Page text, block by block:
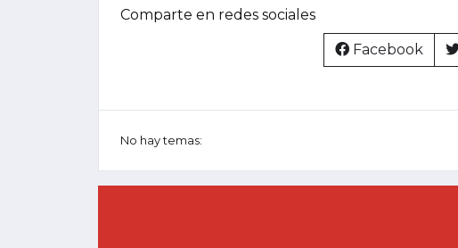
Comparte en redes sociales
Facebook
No hay temas: